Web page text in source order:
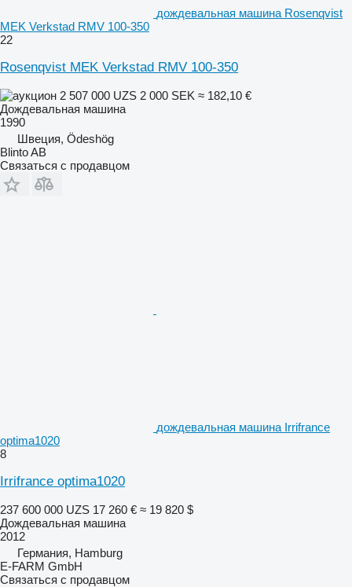
дождевальная машина Rosenqvist
MEK Verkstad RMV 100-350
22
Rosenqvist MEK Verkstad RMV 100-350
2 507 000 UZS 2 000 SEK ≈ 182,10 €
Дождевальная машина
1990
Швеция, Ödeshög
Blinto AB
Связаться с продавцом
дождевальная машина Irrifrance
optima1020
8
Irrifrance optima1020
237 600 000 UZS 17 260 € ≈ 19 820 $
Дождевальная машина
2012
Германия, Hamburg
E-FARM GmbH
Связаться с продавцом